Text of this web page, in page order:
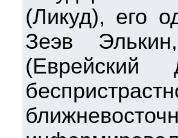
(Ликуд), его
Зеэв